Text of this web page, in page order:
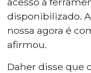
disponibilizado.
nossa agora é
afirmou.
Daher disse que